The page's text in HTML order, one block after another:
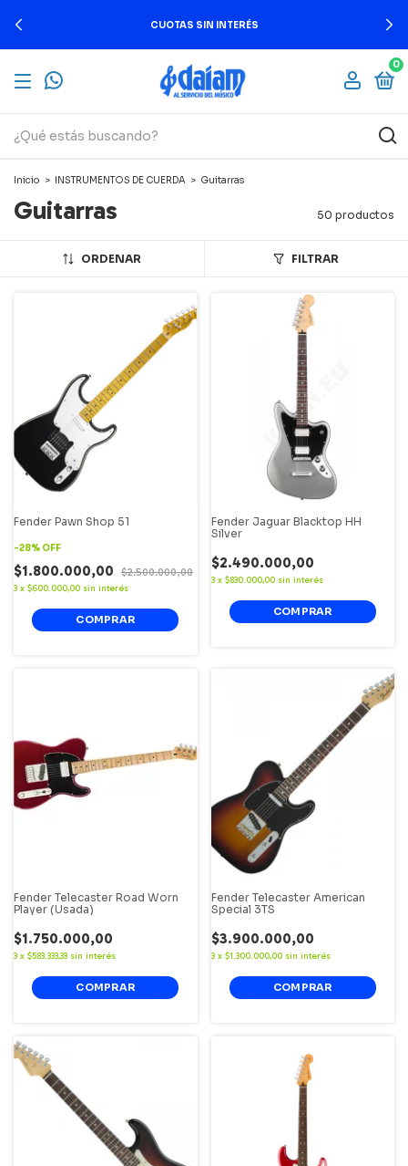
CUOTAS SIN INTERÉS
0
Inicio > INSTRUMENTOS DE CUERDA > Guitarras
Guitarras 50 productos
ORDENAR FILTRAR
Fender Pawn Shop 51
-28% OFF
$1.800.000,00 $2.500.000,00
3 x $600.000,00 sin interés
Fender Jaguar Blacktop HH
Silver
$2.490.000,00
3 x $830.000,00 sin interés
Fender Telecaster Road Worn
Player (Usada)
$1.750.000,00
3 x $583.333,33 sin interés
Fender Telecaster American
Special 3TS
$3.900.000,00
3 x $1.300.000,00 sin interés